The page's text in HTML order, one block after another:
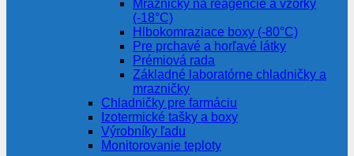
Mrazničky na reagencie a vzorky
(-18°C)
Hlbokomraziace boxy (-80°C)
Pre prchavé a horľavé látky
Prémiová rada
Základné laboratórne chladničky a
mrazničky
Chladničky pre farmáciu
Izotermické tašky a boxy
Výrobníky ľadu
Monitorovanie teploty